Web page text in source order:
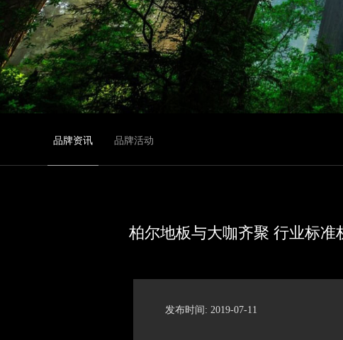
品牌资讯 品牌活动
柏尔地板与大咖齐聚 行业标
发布时间: 2019-07-11